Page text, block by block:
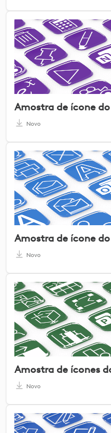
Amostra de ícone
Novo
Amostra de ícone
Novo
Amostra de ícones
Novo